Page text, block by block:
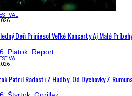
Deň Priniesol Veľké Koncerty Aj Malé
Patril Radosti Z Hudby. Od Dychovky Z